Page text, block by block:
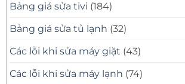
Bảng giá sửa tivi (184)
Bảng giá sửa tủ lạnh (32)
Các lỗi khi sửa máy giặt (43)
Các lỗi khi sửa máy lạnh (74)